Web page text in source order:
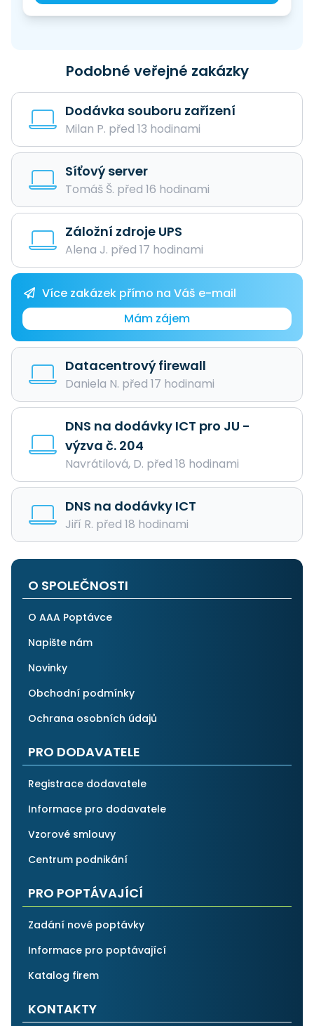
Podobné veřejné zakázky
Dodávka souboru zařízení
Milan P. před 13 hodinami
Síťový server
Tomáš Š. před 16 hodinami
Záložní zdroje UPS
Alena J. před 17 hodinami
Více zakázek přímo na Váš e-mail
Mám zájem
Datacentrový firewall
Daniela N. před 17 hodinami
DNS na dodávky ICT pro JU -
výzva č. 204
Navrátilová, D. před 18 hodinami
DNS na dodávky ICT
Jiří R. před 18 hodinami
O SPOLEČNOSTI
O AAA Poptávce
Napište nám
Novinky
Obchodní podmínky
Ochrana osobních údajů
PRO DODAVATELE
Registrace dodavatele
Informace pro dodavatele
Vzorové smlouvy
Centrum podnikání
PRO POPTÁVAJÍCÍ
Zadání nové poptávky
Informace pro poptávající
Katalog firem
KONTAKTY